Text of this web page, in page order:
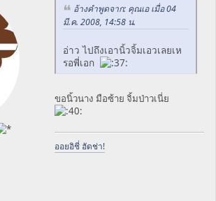
อ้างคำพูดจาก: คุณเอ เมื่อ 04
มี.ค. 2008, 14:58 น.
อ่าว ไปถึงเอานิ้วจิ้มเอวเลยเห
รอพี่เอก
ขอนิ้วนาง มือซ้าย จิ้มป่าวเนี่ย
ออยอิชี่ ฮัดช่า!